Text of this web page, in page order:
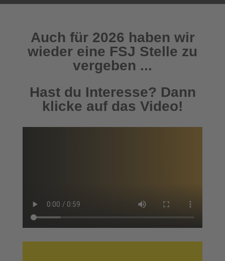
Auch für 2026 haben wir
wieder eine FSJ Stelle zu
vergeben ...
Hast du Interesse? Dann
klicke auf das Video!